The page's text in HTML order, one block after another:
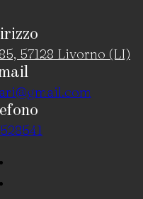
57128 Livorno (LI)